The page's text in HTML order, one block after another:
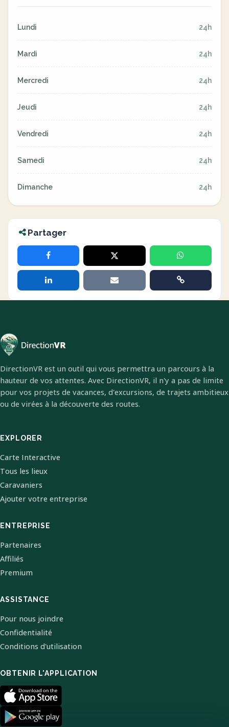
Lundi 24h
Mardi 24h
Mercredi 24h
Jeudi 24h
Vendredi 24h
Samedi 24h
Dimanche 24h
Partager
DirectionVR est un outil qui vous permettra un parcours à la
hauteur de vos attentes. Avec DirectionVR, il n'y a pas de limite
pour vos projets de vacances, d'excursions, de trajets ambitieux
ou de virées à la découverte des routes.
EXPLORER
Carte Interactive
Tous les lieux
Caravaniers
Ajouter votre entreprise
ENTREPRISE
Partenaires
Affiliés
Premium
ASSISTANCE
Pour nous joindre
Confidentialité
Conditions d'utilisation
OBTENIR L'APPLICATION